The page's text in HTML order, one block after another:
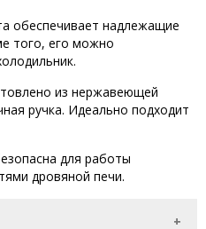
обеспечивает надлежащие
того, его можно
из нержавеющей
ручка. Идеально подходит
для работы
дровяной печи.